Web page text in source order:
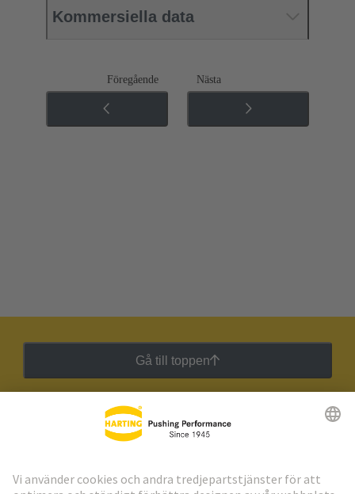
Kommersiella data
Föregående Nästa
Gå till toppen
HARTING:s nyhetsbrev